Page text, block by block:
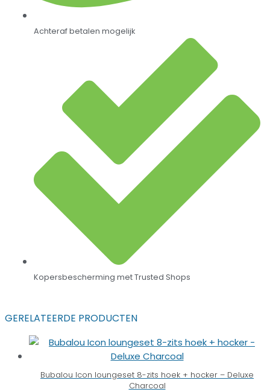
Achteraf betalen mogelijk
Kopersbescherming met Trusted Shops
GERELATEERDE PRODUCTEN
Bubalou Icon loungeset 8-zits hoek + hocker – Deluxe
Charcoal